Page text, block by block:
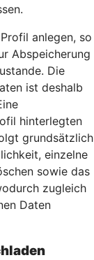
anlegen, so
Abspeicherung
Die
ist deshalb
hinterlegten
grundsätzlich
einzelne
sowie das
zugleich
Daten